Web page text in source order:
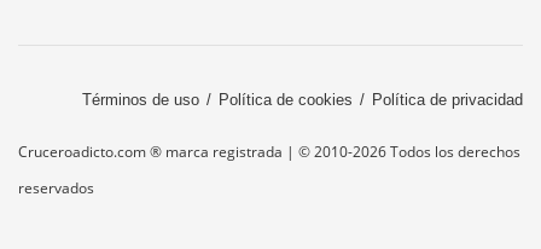
Términos de uso Política de cookies Política de privacidad
Cruceroadicto.com ® marca registrada | © 2010-2026 Todos los derechos
reservados